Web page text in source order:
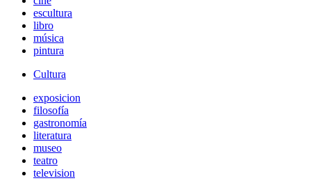
escultura
libro
música
pintura
Cultura
exposicion
filosofía
gastronomía
literatura
museo
teatro
television